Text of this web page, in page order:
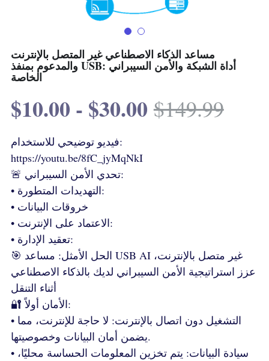
Advanced Courses Android
Online Lectures Courses
E-Learning-Ar
E-Learning-En
IBM Maximo Certificates
كورسات أون لاين
Free Lectures
Stamps & Coins
[MTF]
Car-Design
Terms & Conditions
YouTube
Privacy Policy
YouTube
مساعد الذكاء الاصطناعي غير المتصل بالإنترنت
والمدعوم بمنفذ USB: أداة الشبكة والأمن السيبراني
الخاصة
$10.00 - $30.00 $149.99
فيديو توضيحي للاستخدام:
https://youtu.be/8fC_jyMqNkI
🚨 تحدي الأمن السيبراني:
• التهديدات المتطورة:
• خروقات البيانات
• الاعتماد على الإنترنت:
• تعقيد الإدارة:
🎯 الحل الأمثل: مساعد USB AI غير متصل بالإنترنت،
عزز استراتيجية الأمن السيبراني لديك بالذكاء الاصطناعي
أثناء التنقل
🔐 الأمان أولاً:
• التشغيل دون اتصال بالإنترنت: لا حاجة للإنترنت، مما
يضمن أمان البيانات وخصوصيتها.
• سيادة البيانات: يتم تخزين المعلومات الحساسة محليًا،